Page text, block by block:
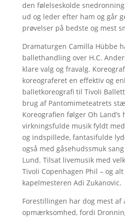
den følelseskolde
ud og leder efter ham og går
prøvelser på bedste og mest
Dramaturgen Camilla Hübbe
ballethandling over H.C.
klare valg og fravalg.
koreograferet en effektiv og
balletkoreografi til Tivoli
brug af Pantomimeteatrets
Koreografien følger Oh
virkningsfulde musik fyldt
og indspillede, fantasifulde
også med gåsehudssmuk
Lund. Tilsat livemusik med
Tivoli Copenhagen Phil – og
kapelmesteren Adi Zukanovic.
Forestillingen har dog mest af
opmærksomhed, fordi